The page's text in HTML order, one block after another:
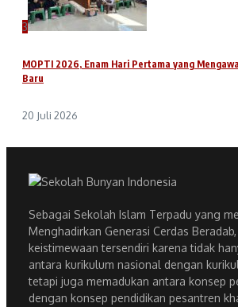
3
MOPTI 2026, Enam Hari Pertama yang
Baru
20 Juli 2026
Sebagai Sekolah Islam Terpadu yang
Menghadirkan Generasi Cerdas
keistimewaan tersendiri karena tidak
antara kurikulum nasional dengan
tetapi juga memadukan antara konsep
dengan konsep pendidikan pesantren